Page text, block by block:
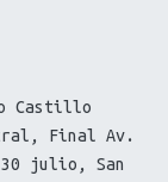
niveles de
especialmente
que
urbana.
Castillo
Final Av.
julio, San